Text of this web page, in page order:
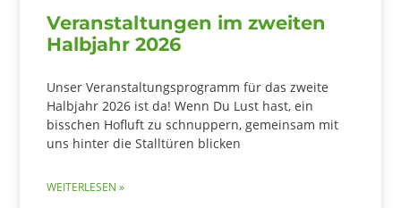
Veranstaltungen im zweiten
Halbjahr 2026
Unser Veranstaltungsprogramm für das zweite
Halbjahr 2026 ist da! Wenn Du Lust hast, ein
bisschen Hofluft zu schnuppern, gemeinsam mit
uns hinter die Stalltüren blicken
WEITERLESEN »